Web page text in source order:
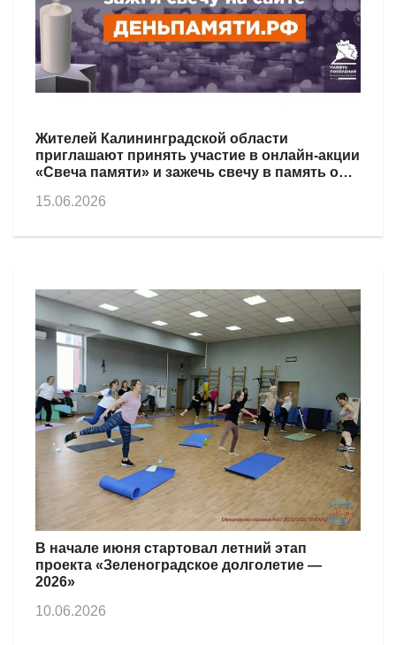
Жителей Калининградской области
приглашают принять участие в онлайн-акции
«Свеча памяти» и зажечь свечу в память о
15.06.2026
В начале июня стартовал летний этап
проекта «Зеленоградское долголетие —
2026»
10.06.2026